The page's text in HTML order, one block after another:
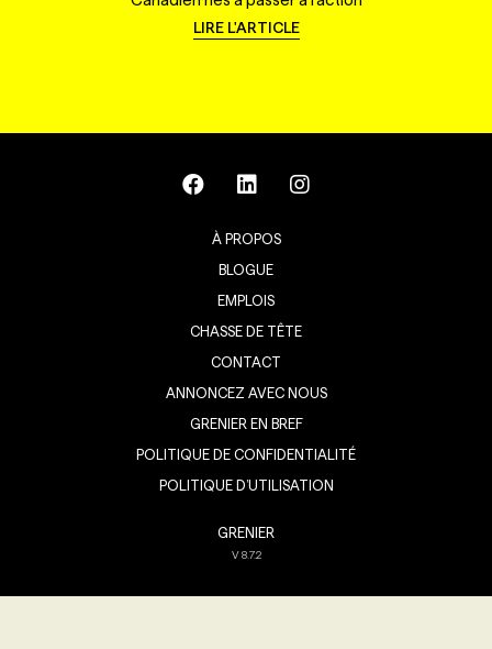
LIRE L'ARTICLE
À PROPOS
BLOGUE
EMPLOIS
CHASSE DE TÊTE
CONTACT
ANNONCEZ AVEC NOUS
GRENIER EN BREF
POLITIQUE DE CONFIDENTIALITÉ
POLITIQUE D’UTILISATION
GRENIER
V8.7.2